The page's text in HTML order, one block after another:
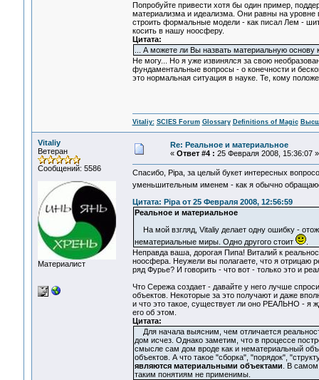
Попробуйте привести хотя бы один пример,
материализма и идеализма. Они равны на уровне
строить формальные модели - как писал Лем -
косить в нашу ноосферу.
Цитата:
... А можете ли Вы назвать материальную основу
Не могу... Но я уже извинялся за свою
фундаментальные вопросы - о конечности и
это нормальная ситуация в науке. Те, кому
Vitaliy: SCIES Forum Glossary Definitions of Magic
Vitaliy
Ветеран
Сообщений: 5586
Материалист
Re: Реальное и материальное
« Ответ #4 : 25 Февраля 2008, 15:36:07 »
Спасибо, Pipa, за целый букет интересных
уменьшительным именем - как я обычно
Цитата: Pipa от 25 Февраля 2008, 12:56:59
Реальное и материальное
На мой взгляд, Vitaliy делает одну ошибку -
нематериальные миры. Одно другого стоит
.
Неправда ваша, дорогая Пипа! Виталий к
ноосфера. Неужели вы полагаете, что я отрицаю
ряд Фурье? И говорить - что вот - только это и
Что Сережа создает - давайте у него лучше
объектов. Некоторые за это получают и даже
и что это такое, существует ли оно РЕАЛЬНО - я
его об этом.
Цитата:
Для начала выясним, чем отличается
дом исчез. Однако заметим, что в процессе
смысле сам дом вроде как и нематериальный
объектов. А что такое "сборка", "порядок",
являются материальными объектами . В
таким понятиям не применимы.